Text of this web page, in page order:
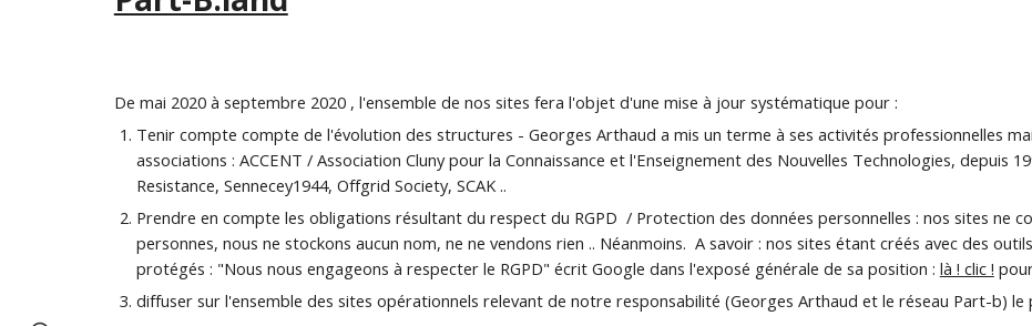
De mai 2020 à septembre 2020 , l'ensemble de nos sites fera l'objet d'une mise à jour systématique pour :
Tenir compte compte de l'évolution des structures - Georges Arthaud a mis un terme à ses activités professionnelles
associations : ACCENT / Association Cluny pour la Connaissance et l'Enseignement des Nouvelles Technologies, depuis
Resistance, Sennecey1944, Offgrid Society, SCAK ..
Prendre en compte les obligations résultant du respect du RGPD  / Protection des données personnelles : nos sites ne
personnes, nous ne stockons aucun nom, ne ne vendons rien .. Néanmoins.  A savoir : nos sites étant créés avec des
protégés : "Nous nous engageons à respecter le RGPD" écrit Google dans l'exposé générale de sa position : là ! clic !
diffuser sur l'ensemble des sites opérationnels relevant de notre responsabilité (Georges Arthaud et le réseau Part-b)